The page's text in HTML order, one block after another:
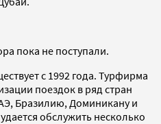
пока не поступали.
с 1992 года. Турфирма
поездок в ряд стран
Бразилию, Доминикану и
обслужить несколько